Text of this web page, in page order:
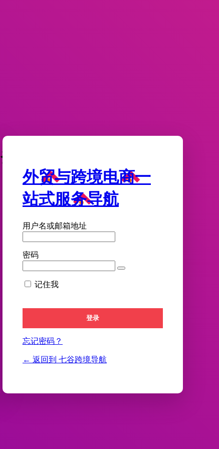
登录
外贸与跨境电商一
站式服务导航
用户名或邮箱地址
密码
记住我
忘记密码？
← 返回到 七谷跨境导航